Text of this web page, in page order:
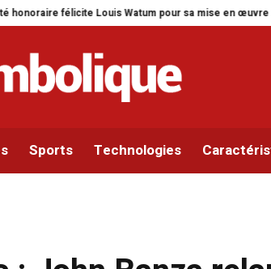
sa mise en œuvre de son initiative legislative.
Sports Technologies